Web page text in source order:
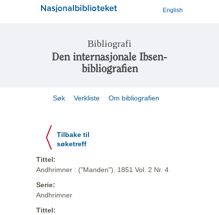
English
Bibliografi
Den internasjonale Ibsen-
bibliografien
Søk Verkliste Om bibliografien
Tilbake til
søketreff
Tittel:
Andhrimner : ("Manden"). 1851 Vol. 2 Nr. 4
Serie:
Andhrimner
Tittel: